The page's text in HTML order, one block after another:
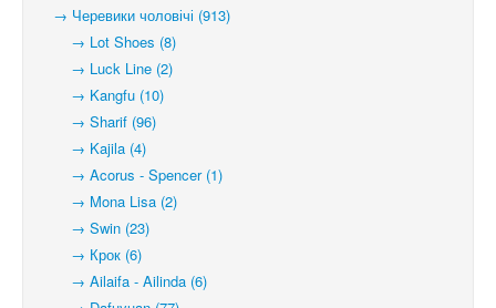
→ Черевики чоловічі (913)
→ Lot Shoes (8)
→ Luck Line (2)
→ Kangfu (10)
→ Sharif (96)
→ Kajila (4)
→ Acorus - Spencer (1)
→ Mona Lisa (2)
→ Swin (23)
→ Крок (6)
→ Ailaifa - Ailinda (6)